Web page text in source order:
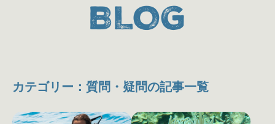
BLOG
カテゴリー：質問・疑問の記事一覧